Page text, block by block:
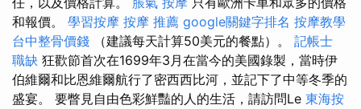
和報價。 學習按摩 按摩 推薦 google關鍵字排名 按摩教學
台中整骨價錢 （建議每天計算50美元的餐點）。 記帳士
職缺 狂歡節首次在1699年3月在當今的美國錄製，當時伊
伯維爾和比恩維爾航行了密西西比河，並記下了中等冬季的
盛宴。 要瞥見自由色彩鮮豔的人的生活，請訪問Le 東海按